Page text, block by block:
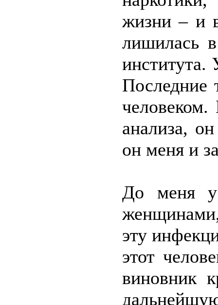
жизни – и
лишилась
института.
Последние
человеком.
анализа,
он меня и
До меня у
эту
этот
виновник